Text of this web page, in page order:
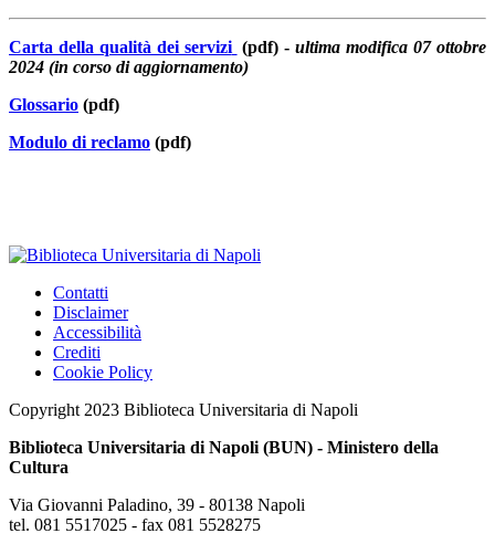
Carta della qualità dei servizi (pdf) -ultima modifica 07 ottobre
2024 (in corso di aggiornamento)
Glossario (pdf)
Modulo di reclamo (pdf)
Contatti
Disclaimer
Accessibilità
Crediti
Cookie Policy
Copyright 2023 Biblioteca Universitaria di Napoli
Biblioteca Universitaria di Napoli (BUN) - Ministero della
Cultura
Via Giovanni Paladino, 39 - 80138 Napoli
tel. 081 5517025 - fax 081 5528275